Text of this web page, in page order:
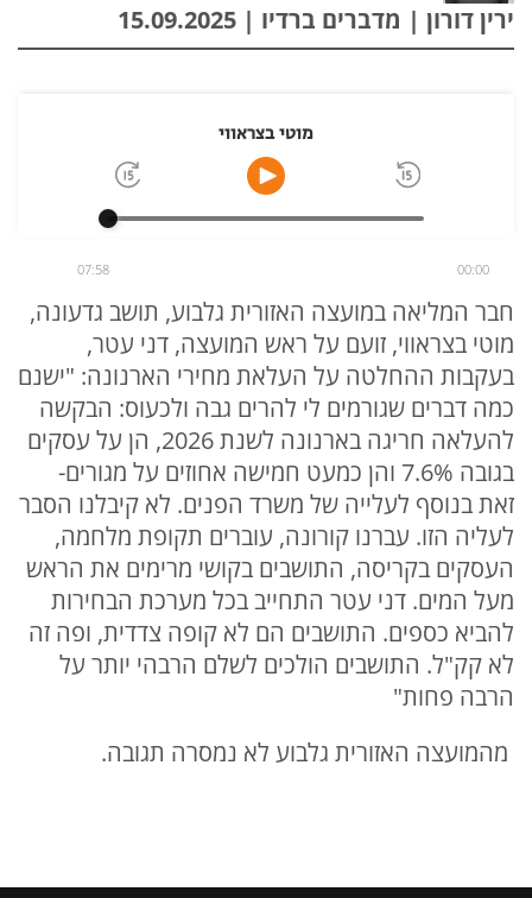
ירין דורון | מדברים ברדיו | 15.09.2025
מוטי בצראווי
00:00
07:58
חבר המליאה במועצה האזורית גלבוע, תושב גדעונה,
מוטי בצראווי, זועם על ראש המועצה, דני עטר,
בעקבות ההחלטה על העלאת מחירי הארנונה: "ישנם
כמה דברים שגורמים לי להרים גבה ולכעוס: הבקשה
להעלאה חריגה בארנונה לשנת 2026, הן על עסקים
בגובה 7.6% והן כמעט חמישה אחוזים על מגורים-
זאת בנוסף לעלייה של משרד הפנים. לא קיבלנו הסבר
לעליה הזו. עברנו קורונה, עוברים תקופת מלחמה,
העסקים בקריסה, התושבים בקושי מרימים את הראש
מעל המים. דני עטר התחייב בכל מערכת הבחירות
להביא כספים. התושבים הם לא קופה צדדית, ופה זה
לא קק"ל. התושבים הולכים לשלם הרבהי יותר על
הרבה פחות"
מהמועצה האזורית גלבוע לא נמסרה תגובה.